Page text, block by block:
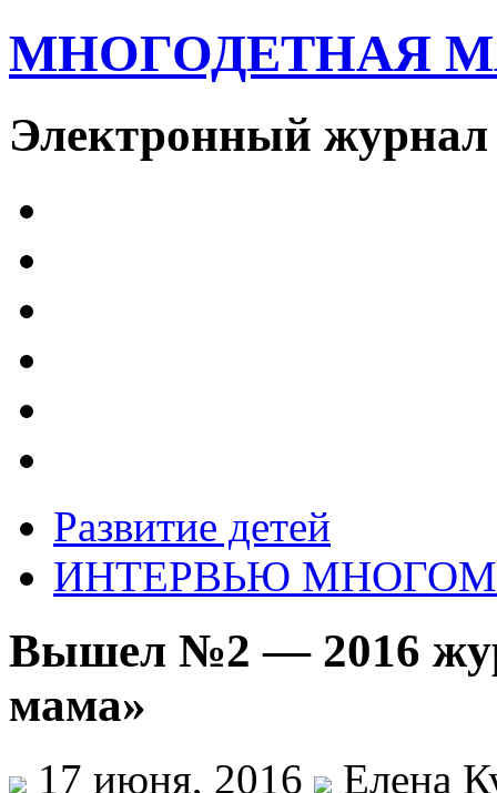
МНОГОДЕТНАЯ
Электронный журнал
Развитие детей
ИНТЕРВЬЮ
Вышел №2 — 2016
мама»
17 июня, 2016 Елена